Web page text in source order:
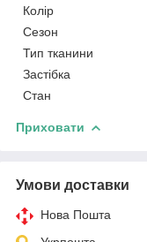
Колір
Сезон
Тип тканини
Застібка
Стан
Приховати
Умови доставки
Нова Пошта